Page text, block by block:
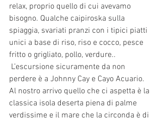
relax, proprio quello di cui avevamo
bisogno. Qualche caipiroska sulla
spiaggia, svariati pranzi con i tipici piatti
unici a base di riso, riso e cocco, pesce
fritto o grigliato, pollo, verdure..
perdere è a Johnny Cay e Cayo Acuario.
Al nostro arrivo quello che ci aspetta è la
classica isola deserta piena di palme
verdissime e il mare che la circonda è di